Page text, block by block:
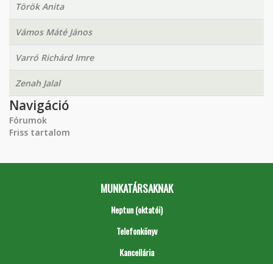
Török Anita
Vámos Máté János
Varró Richárd Imre
Zenah Jalal
Navigáció
Fórumok
Friss tartalom
MUNKATÁRSAKNAK
Neptun (oktatói)
Telefonkönyv
Kancellária